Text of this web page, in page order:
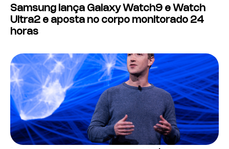
Samsung lança Galaxy Watch9 e Watch
Ultra2 e aposta no corpo monitorado 24
horas